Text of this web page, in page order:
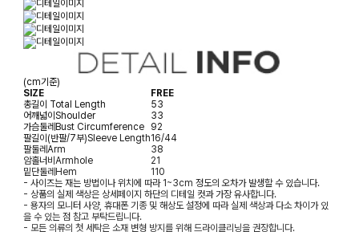
(cm기준)
SIZE
FREE
총길이 Total Length
53
어깨넓이Shoulder
33
가슴둘레Bust Circumference
92
팔길이(반팔/7부)Sleeve Length16/44
팔둘레Arm
38
암홀너비Armhole
21
밑단둘레Hem
110
- 사이즈는 재는 방법이나 위치에 따라 1~3cm 정도의 오차가 발생할 수 있습니다.
- 상품의 실제 색상은 상세페이지 하단의 디테일 컷과 가장 유사합니다.
- 용자의 모니터 사양, 휴대폰 기종 및 해상도 설정에 따라 실제 색상과 다소 차이가 있
을 수 있는 점 참고 부탁드립니다.
- 모든 의류의 첫 세탁은 소재 변형 방지를 위해 드라이클리닝을 권장합니다.